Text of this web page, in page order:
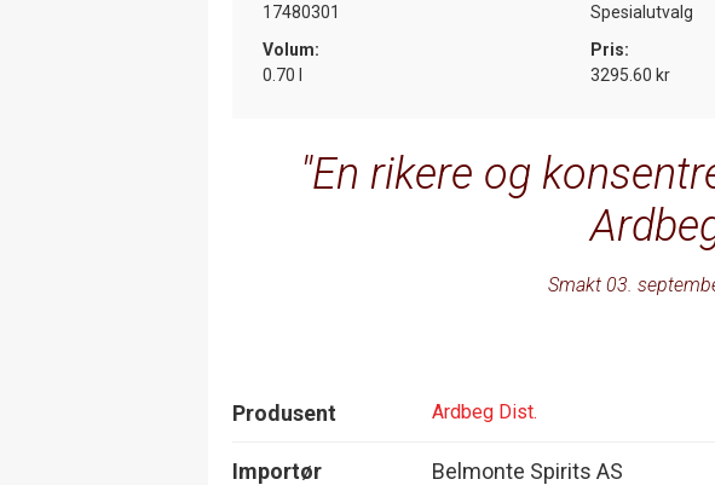
17480301
Spesialutvalg
Volum:
0.70 l
Pris:
3295.60 kr
En rikere og
Smakt 03.
Produsent Ardbeg Dist.
Importør Belmonte Spirits AS